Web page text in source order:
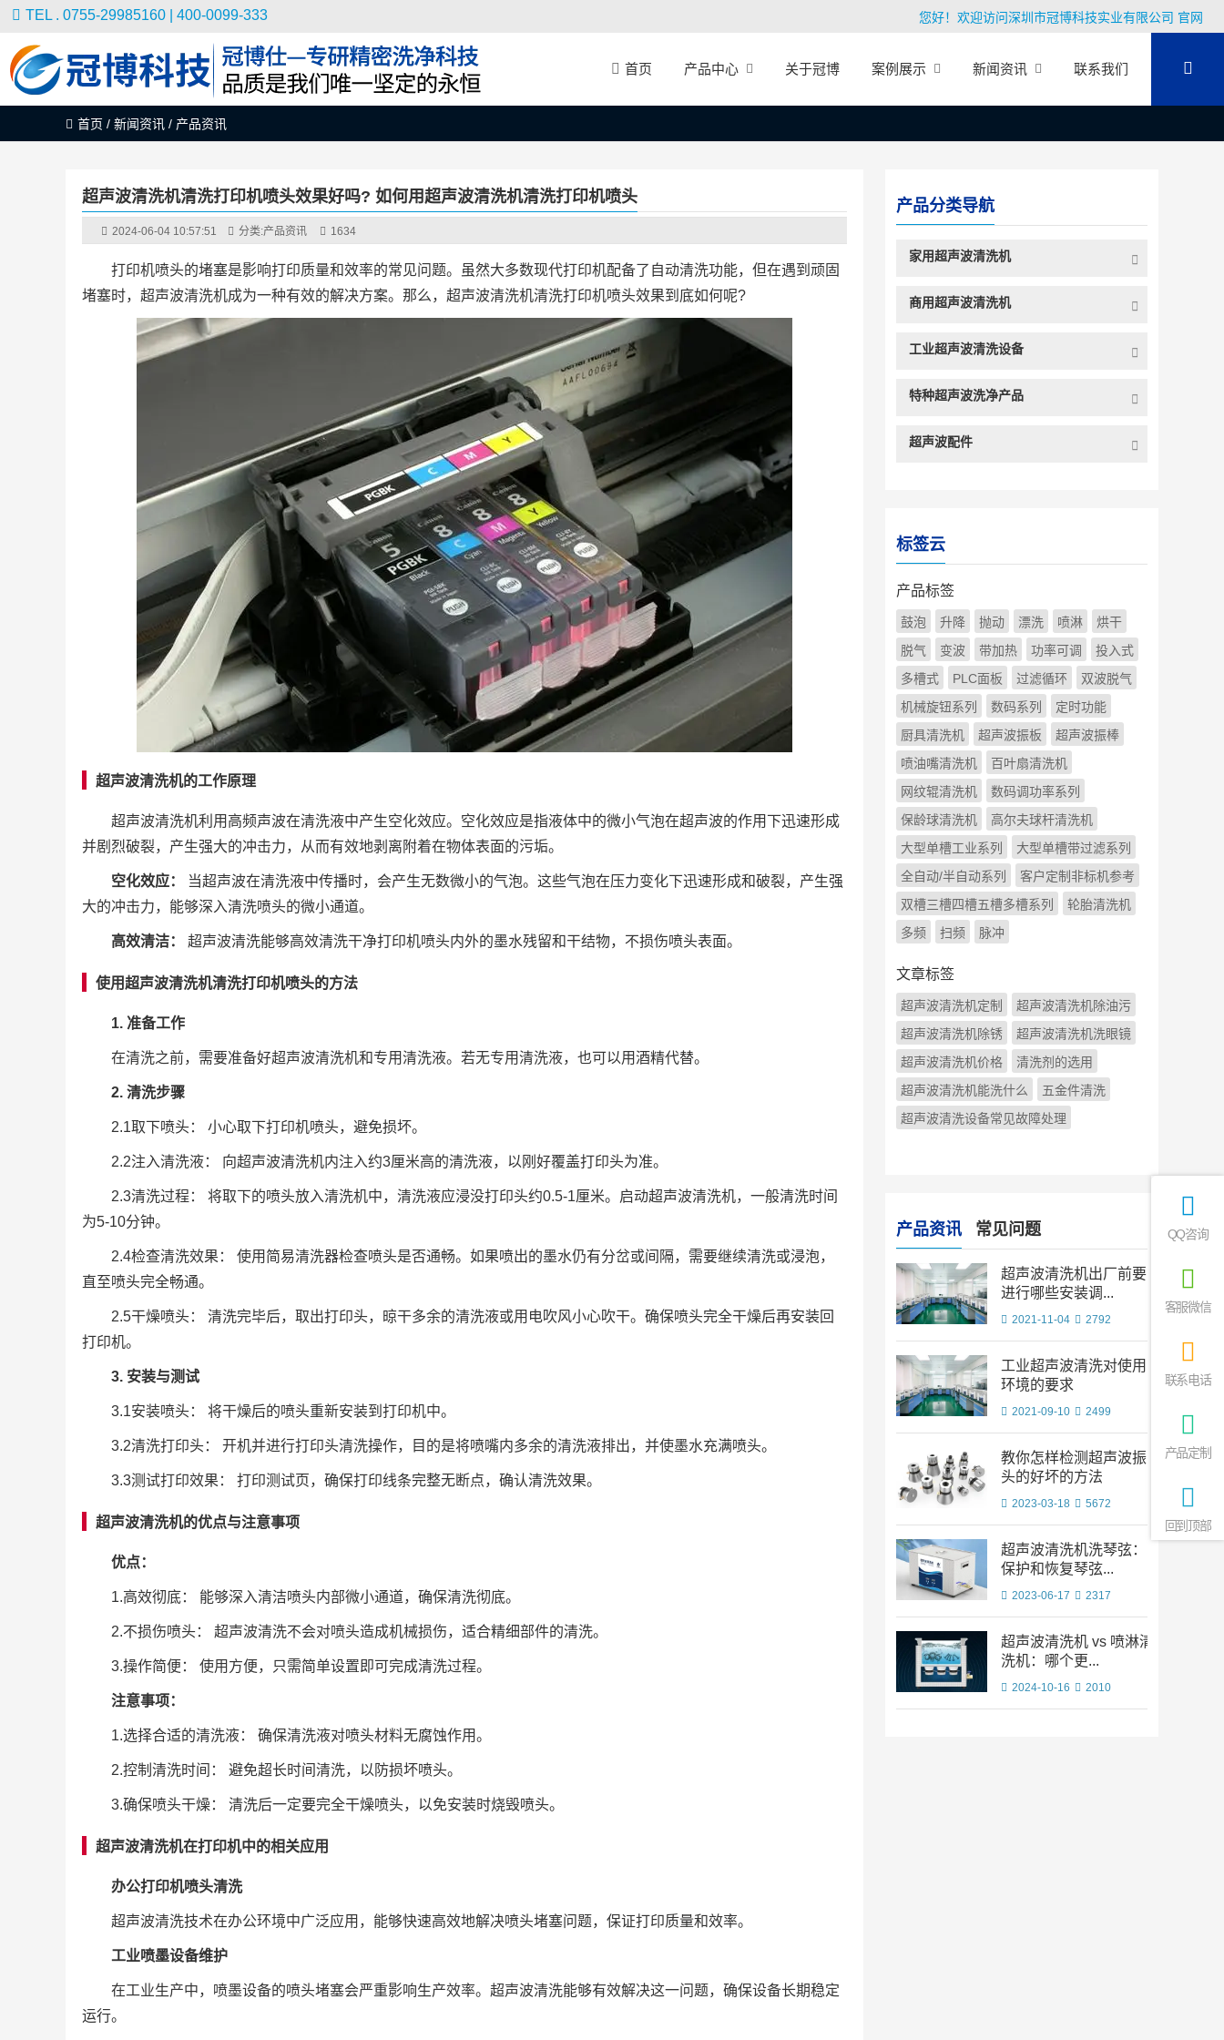
TEL . 0755-29985160 | 400-0099-333 您好！欢迎访问深圳市冠博科技实业有限公司 官网
首页 产品中心 关于冠博 案例展示 新闻资讯 联系我们
首页 / 新闻资讯 / 产品资讯
超声波清洗机清洗打印机喷头效果好吗? 如何用超声波清洗机清洗打印机喷头
2024-06-04 10:57:51 分类:产品资讯 1634
打印机喷头的堵塞是影响打印质量和效率的常见问题。虽然大多数现代打印机配备了自动清洗功能，但在遇到顽固
堵塞时，超声波清洗机成为一种有效的解决方案。那么，超声波清洗机清洗打印机喷头效果到底如何呢?
超声波清洗机的工作原理
超声波清洗机利用高频声波在清洗液中产生空化效应。空化效应是指液体中的微小气泡在超声波的作用下迅速形成
并剧烈破裂，产生强大的冲击力，从而有效地剥离附着在物体表面的污垢。
空化效应：
当超声波在清洗液中传播时，会产生无数微小的气泡。这些气泡在压力变化下迅速形成和破裂，产生强
大的冲击力，能够深入清洗喷头的微小通道。
高效清洁： 超声波清洗能够高效清洗干净打印机喷头内外的墨水残留和干结物，不损伤喷头表面。
使用超声波清洗机清洗打印机喷头的方法
1. 准备工作
在清洗之前，需要准备好超声波清洗机和专用清洗液。若无专用清洗液，也可以用酒精代替。
2. 清洗步骤
2.1取下喷头： 小心取下打印机喷头，避免损坏。
2.2注入清洗液： 向超声波清洗机内注入约3厘米高的清洗液，以刚好覆盖打印头为准。
2.3清洗过程： 将取下的喷头放入清洗机中，清洗液应浸没打印头约0.5-1厘米。启动超声波清洗机，一般清洗时间
为5-10分钟。
2.4检查清洗效果： 使用简易清洗器检查喷头是否通畅。如果喷出的墨水仍有分岔或间隔，需要继续清洗或浸泡，
直至喷头完全畅通。
2.5干燥喷头： 清洗完毕后，取出打印头，晾干多余的清洗液或用电吹风小心吹干。确保喷头完全干燥后再安装回
打印机。
3. 安装与测试
3.1安装喷头： 将干燥后的喷头重新安装到打印机中。
3.2清洗打印头： 开机并进行打印头清洗操作，目的是将喷嘴内多余的清洗液排出，并使墨水充满喷头。
3.3测试打印效果： 打印测试页，确保打印线条完整无断点，确认清洗效果。
超声波清洗机的优点与注意事项
优点：
1.高效彻底： 能够深入清洁喷头内部微小通道，确保清洗彻底。
2.不损伤喷头： 超声波清洗不会对喷头造成机械损伤，适合精细部件的清洗。
3.操作简便： 使用方便，只需简单设置即可完成清洗过程。
注意事项：
1.选择合适的清洗液： 确保清洗液对喷头材料无腐蚀作用。
2.控制清洗时间： 避免超长时间清洗，以防损坏喷头。
3.确保喷头干燥： 清洗后一定要完全干燥喷头，以免安装时烧毁喷头。
超声波清洗机在打印机中的相关应用
办公打印机喷头清洗
超声波清洗技术在办公环境中广泛应用，能够快速高效地解决喷头堵塞问题，保证打印质量和效率。
工业喷墨设备维护
在工业生产中，喷墨设备的喷头堵塞会严重影响生产效率。超声波清洗能够有效解决这一问题，确保设备长期稳定
运行。
产品分类导航
家用超声波清洗机
商用超声波清洗机
工业超声波清洗设备
特种超声波洗净产品
超声波配件
标签云
产品标签
鼓泡 升降 抛动 漂洗 喷淋
烘干
脱气
变波 带加热 功率可调
投入式
多槽式
PLC面板 过滤循环
双波脱气
机械旋钮系列
数码系列
定时功能
厨具清洗机
超声波振板
超声波振棒
喷油嘴清洗机
百叶扇清洗机
网纹辊清洗机
数码调功率系列
保龄球清洗机
高尔夫球杆清洗机
大型单槽工业系列
大型单槽带过滤系列
全自动/半自动系列
客户定制非标机参考
双槽三槽四槽五槽多槽系列
轮胎清洗机
多频
扫频 脉冲
文章标签
超声波清洗机定制
超声波清洗机除油污
超声波清洗机除锈
超声波清洗机洗眼镜
超声波清洗机价格
清洗剂的选用
超声波清洗机能洗什么
五金件清洗
超声波清洗设备常见故障处理
产品资讯 常见问题
超声波清洗机出厂前要
进行哪些安装调...
2021-11-04 2792
工业超声波清洗对使用
环境的要求
2021-09-10 2499
教你怎样检测超声波振
头的好坏的方法
2023-03-18 5672
超声波清洗机洗琴弦：
保护和恢复琴弦...
2023-06-17 2317
超声波清洗机 vs 喷淋清
洗机：哪个更...
2024-10-16 2010
QQ咨询
客服微信
联系电话
产品定制
回到顶部